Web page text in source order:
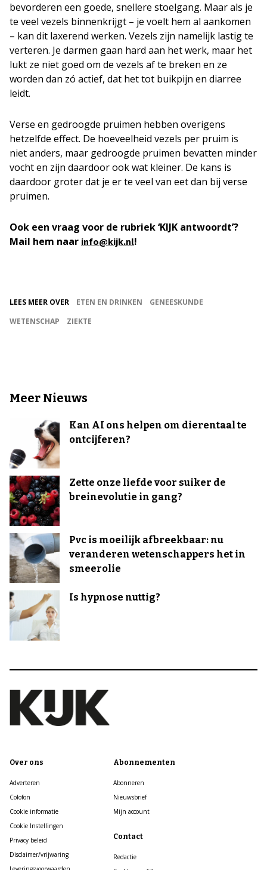
bevorderen een goede, snellere stoelgang. Maar als je
te veel vezels binnenkrijgt – je voelt hem al aankomen
– kan dit laxerend werken. Vezels zijn namelijk lastig te
verteren. Je darmen gaan hard aan het werk, maar het
lukt ze niet goed om de vezels af te breken en ze
worden dan zó actief, dat het tot buikpijn en diarree
leidt.
Verse en gedroogde pruimen hebben overigens
hetzelfde effect. De hoeveelheid vezels per pruim is
niet anders, maar gedroogde pruimen bevatten minder
vocht en zijn daardoor ook wat kleiner. De kans is
daardoor groter dat je er te veel van eet dan bij verse
pruimen.
Ook een vraag voor de rubriek ‘KIJK antwoordt’?
Mail hem naar info@kijk.nl!
LEES MEER OVER ETEN EN DRINKEN
GENEESKUNDE
WETENSCHAP
ZIEKTE
Meer Nieuws
Kan AI ons helpen om dierentaal te
ontcijferen?
Zette onze liefde voor suiker de
breinevolutie in gang?
Pvc is moeilijk afbreekbaar: nu
veranderen wetenschappers het in
smeerolie
Is hypnose nuttig?
Over ons
Adverteren
Colofon
Cookie informatie
Cookie Instellingen
Privacy beleid
Disclaimer/vrijwaring
Abonnementen
Abonneren
Nieuwsbrief
Mijn account
Contact
Redactie